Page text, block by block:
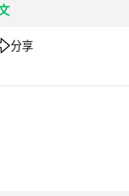
分享